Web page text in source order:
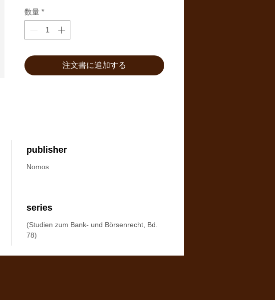
数量 *
注文書に追加する
publisher
Nomos
series
(Studien zum Bank- und Börsenrecht, Bd.
78)